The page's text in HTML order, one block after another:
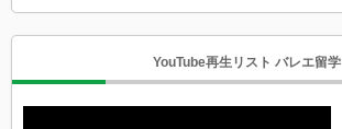
YouTube再生リスト バレエ留学